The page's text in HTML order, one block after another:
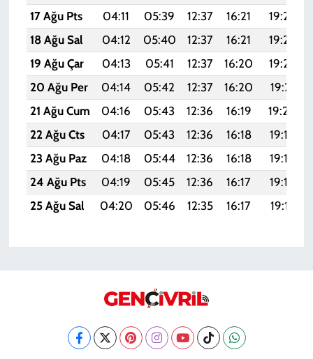
17 Ağu Pts
04:11 05:39 12:37 16:21 19:25
18 Ağu Sal
04:12 05:40 12:37 16:21 19:24
19 Ağu Çar
04:13 05:41 12:37 16:20 19:23
20 Ağu Per
04:14 05:42 12:37 16:20 19:21
21 Ağu Cum
04:16 05:43 12:36 16:19 19:20
22 Ağu Cts
04:17 05:43 12:36 16:18 19:19
23 Ağu Paz
04:18 05:44 12:36 16:18 19:18
24 Ağu Pts
04:19 05:45 12:36 16:17 19:16
25 Ağu Sal
04:20 05:46 12:35 16:17 19:15